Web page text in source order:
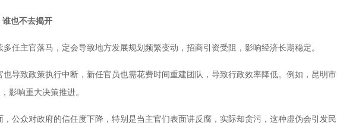
谁也不去揭开
主官落马，定会导致地方发展规划频繁变动，招商引资受阻，影响经济长期稳定。
致政策执行中断，新任官员也需花费时间重建团队，导致行政效率降低。例如，昆明市
影响重大决策推进。
众对政府的信任度下降，特别是当主官们表面讲反腐，实际却贪污，这种虚伪会引发民